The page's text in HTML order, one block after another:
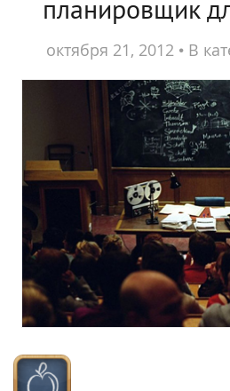
планировщик
октября 21, 2012 • В